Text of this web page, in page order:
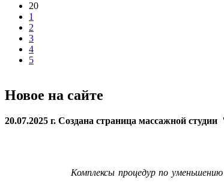
20
1
2
3
4
5
Новое на сайте
20.07.2025 г. Создана страница массажной
Комплексы процедур по